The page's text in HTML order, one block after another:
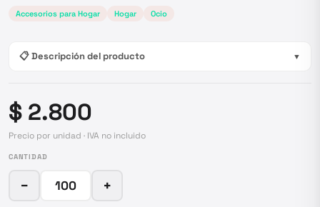
Accesorios para Hogar Hogar Ocio
📋 Descripción del producto ▼
$ 2.800
Precio por unidad · IVA no incluido
CANTIDAD
− +